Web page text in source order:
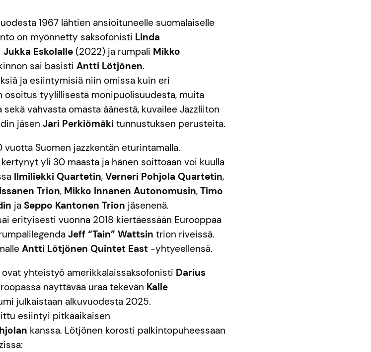
1967 lähtien ansioituneelle suomalaiselle
on myönnetty saksofonisti Linda
Jukka Eskolalle (2022) ja rumpali Mikko
sai basisti Antti Lötjönen.
ja esiintymisiä niin omissa kuin eri
osoitus tyylillisestä monipuolisuudesta, muita
vahvasta omasta äänestä, kuvailee Jazzliiton
jäsen Jari Perkiömäki tunnustuksen perusteita.
Suomen jazzkentän eturintamalla.
yli 30 maasta ja hänen soittoaan voi kuulla
Ilmiliekki Quartetin, Verneri Pohjola Quartetin,
Trion, Mikko Innanen Autonomusin, Timo
ja Seppo Kantonen Trion jäsenenä.
erityisesti vuonna 2018 kiertäessään Eurooppaa
Jeff “Tain” Wattsin trion riveissä.
Antti Lötjönen Quintet East -yhtyeellensä.
yhteistyö amerikkalaissaksofonisti Darius
näyttävää uraa tekevän Kalle
julkaistaan alkuvuodesta 2025.
esiintyi pitkäaikaisen
kanssa. Lötjönen korosti palkintopuheessaan